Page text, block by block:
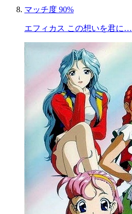
マッチ度 90%
エフィカス この想いを君に…